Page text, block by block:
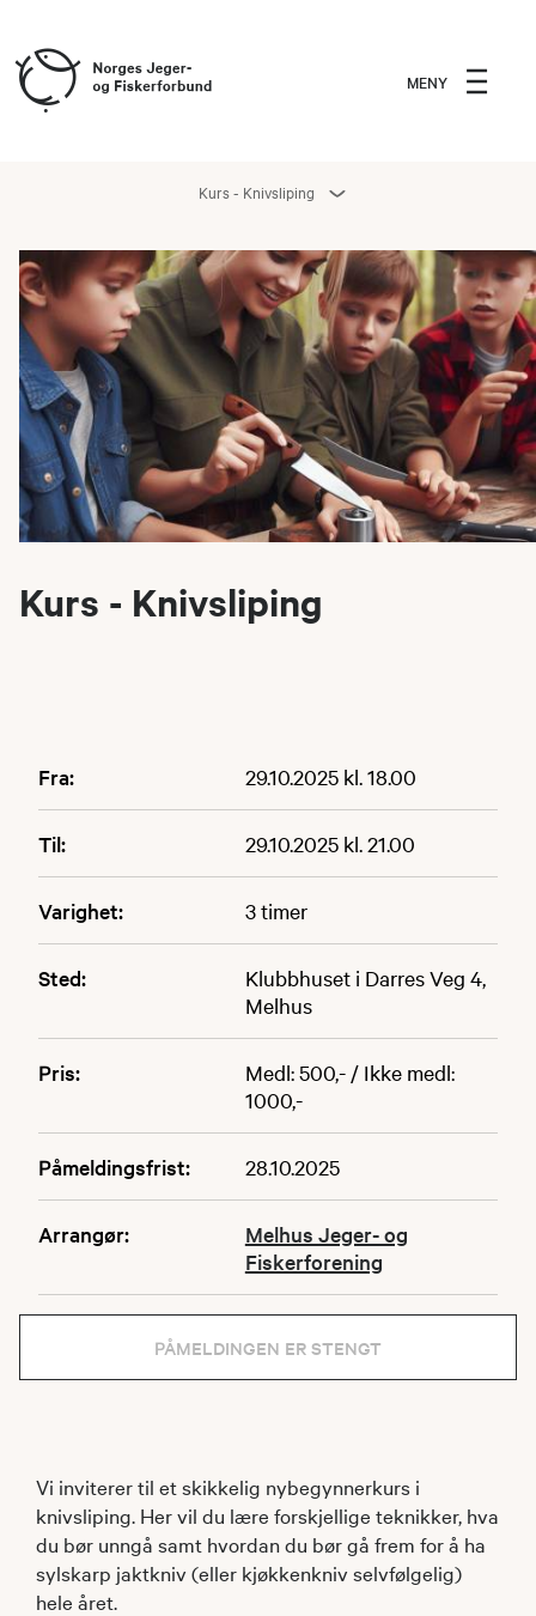
MENY
Kurs - Knivsliping
Kurs - Knivsliping
Fra: 29.10.2025 kl. 18.00
Til: 29.10.2025 kl. 21.00
Varighet: 3 timer
Sted:
Klubbhuset i Darres Veg 4,
Melhus
Pris:
Medl: 500,- / Ikke medl:
1000,-
Påmeldingsfrist: 28.10.2025
Arrangør:
Melhus Jeger- og
Fiskerforening
PÅMELDINGEN ER STENGT
Vi inviterer til et skikkelig nybegynnerkurs i
knivsliping. Her vil du lære forskjellige teknikker, hva
du bør unngå samt hvordan du bør gå frem for å ha
sylskarp jaktkniv (eller kjøkkenkniv selvfølgelig)
hele året.